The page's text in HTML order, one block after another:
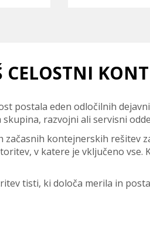
postala eden odločilnih
razvojni ali servisni
kontejnerskih rešitev
v katere je vključeno
tisti, ki določa merila in